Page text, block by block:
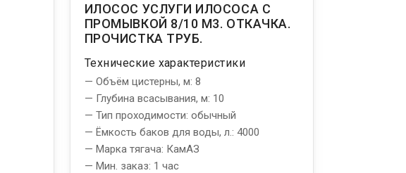
ИЛОСОС УСЛУГИ ИЛОСОСА С
ПРОМЫВКОЙ 8/10 М3. ОТКАЧКА.
ПРОЧИСТКА ТРУБ.
Технические характеристики
— Объём цистерны, м: 8
— Глубина всасывания, м: 10
— Тип проходимости: обычный
— Ёмкость баков для воды, л.: 4000
— Марка тягача: КамАЗ
— Мин. заказ: 1 час